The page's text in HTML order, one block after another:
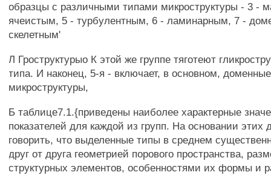
образцы с различными типами микроструктуры - 3 -
ячеистым, 5 - турбулентным, 6 - ламинарным, 7 -
скелетным'
Л Гроструктурыо К этой же группе тяготеют
типа. И наконец, 5-я - включает, в основном,
микроструктуры,
Б таблице7.1.{приведены наиболее характерные
показателей для каждой из групп. На основании этих
говорить, что выделенные типы в среднем
друг от друга геометрией порового пространства,
структурных элементов, особенностями их формы и